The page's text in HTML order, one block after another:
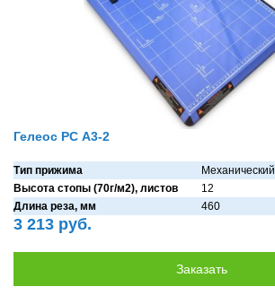
Гелеос РС A3-2
Тип прижима
Мехaнический
Высота стопы (70г/м2), листов
12
Длина реза, мм
460
3 213 руб.